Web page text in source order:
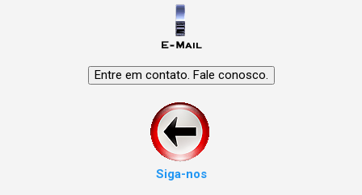
Siga-nos